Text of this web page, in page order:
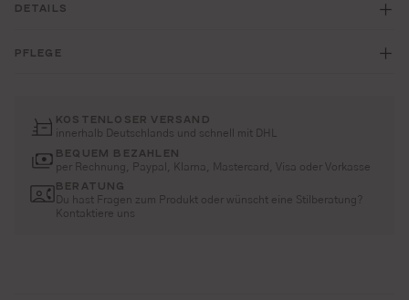
DETAILS
PFLEGE
KOSTENLOSER VERSAND
innerhalb Deutschlands und schnell mit DHL
BEQUEM BEZAHLEN
per Rechnung, Paypal, Klarna, Mastercard, Visa oder Vorkasse
BERATUNG
Du hast Fragen zum Produkt oder wünscht eine Stilberatung?
Kontaktiere uns